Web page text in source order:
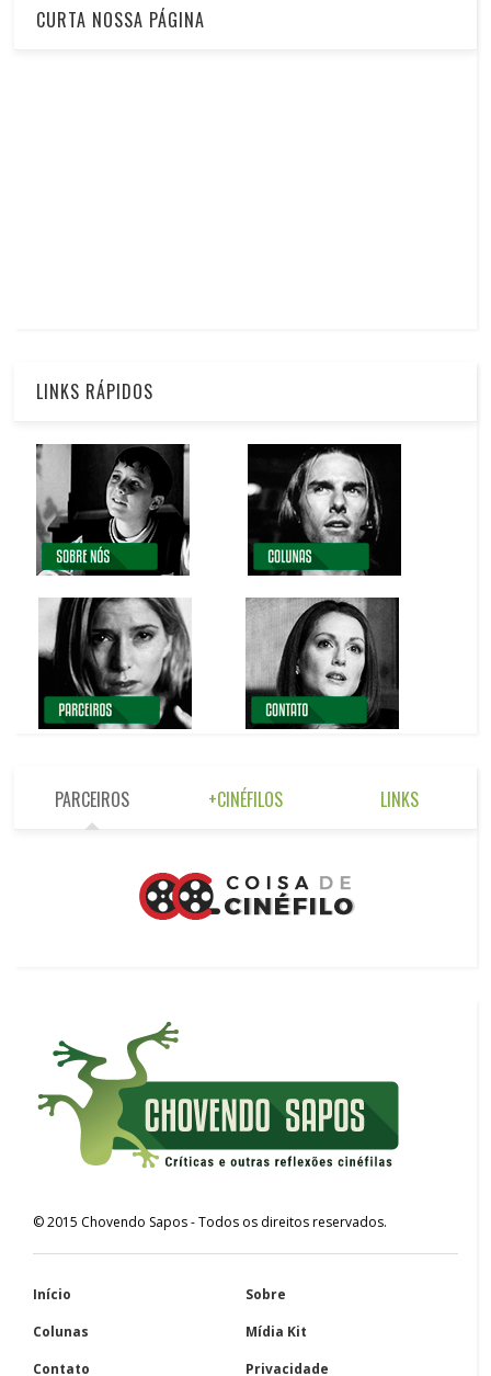
CURTA NOSSA PÁGINA
LINKS RÁPIDOS
PARCEIROS +CINÉFILOS LINKS
©2015 Chovendo Sapos- Todos os direitos reservados.
Início
Sobre
Colunas
Mídia Kit
Contato
Privacidade